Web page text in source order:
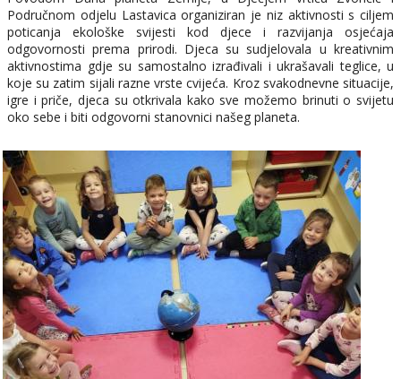
Područnom odjelu Lastavica organiziran je niz aktivnosti s ciljem
poticanja ekološke svijesti kod djece i razvijanja osjećaja
odgovornosti prema prirodi. Djeca su sudjelovala u kreativnim
aktivnostima gdje su samostalno izrađivali i ukrašavali teglice, u
koje su zatim sijali razne vrste cvijeća. Kroz svakodnevne situacije,
igre i priče, djeca su otkrivala kako sve možemo brinuti o svijetu
oko sebe i biti odgovorni stanovnici našeg planeta.